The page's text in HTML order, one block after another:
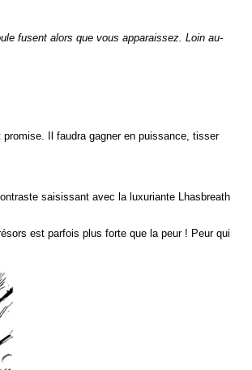
fusent alors que vous apparaissez. Loin au-
Il faudra gagner en puissance, tisser
saisissant avec la luxuriante Lhasbreath
est parfois plus forte que la peur ! Peur qui